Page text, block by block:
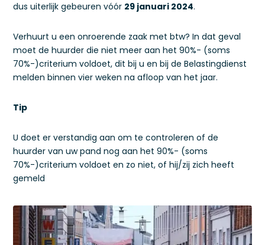
dus uiterlijk gebeuren vóór 29 januari 2024.
Verhuurt u een onroerende zaak met btw? In dat geval
moet de huurder die niet meer aan het 90%- (soms
70%-)criterium voldoet, dit bij u en bij de Belastingdienst
melden binnen vier weken na afloop van het jaar.
Tip
U doet er verstandig aan om te controleren of de
huurder van uw pand nog aan het 90%- (soms
70%-)criterium voldoet en zo niet, of hij/zij zich heeft
gemeld